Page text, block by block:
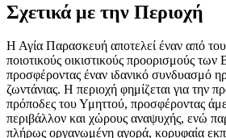
Σχετικά με την Περιοχή
Η Αγία Παρασκευή αποτελεί έναν από
ποιοτικούς οικιστικούς προορισμούς
προσφέροντας έναν ιδανικό συνδυασμό
ζωντάνιας. Η περιοχή φημίζεται για την
πρόποδες του Υμηττού, προσφέροντας
περιβάλλον και χώρους αναψυχής, ενώ
πλήρως οργανωμένη αγορά, κορυφαία